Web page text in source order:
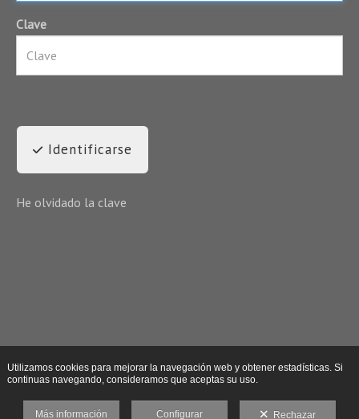
Clave
Identificarse
He olvidado la clave
Utilizamos cookies para mejorar la navegación web y obtener estadísticas. Si
continuas navegando, consideramos que aceptas su uso.
Más información Configurar Rechazar